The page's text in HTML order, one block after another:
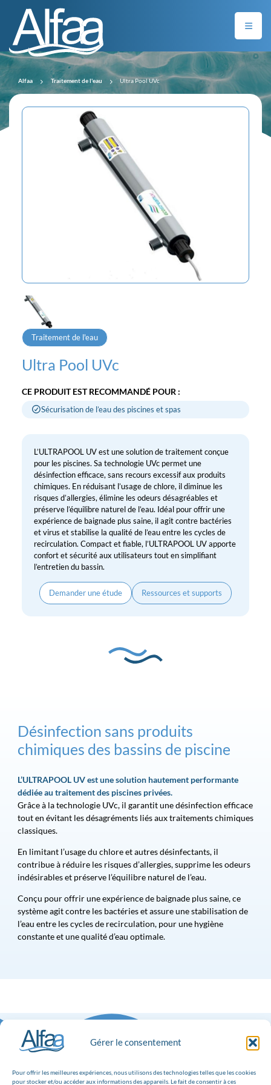
Gérer le consentement
Pour offrir les meilleures expériences, nous utilisons des technologies telles que les cookies
pour stocker et/ou accéder aux informations des appareils. Le fait de consentir à ces
Alfaa Traitement de l'eau Ultra Pool UVc
Traitement de l'eau
Ultra Pool UVc
CE PRODUIT EST RECOMMANDÉ POUR :
Sécurisation de l’eau des piscines et spas
L’ULTRAPOOL UV est une solution de traitement conçue
pour les piscines. Sa technologie UVc permet une
désinfection efficace, sans recours excessif aux produits
chimiques. En réduisant l’usage de chlore, il diminue les
risques d’allergies, élimine les odeurs désagréables et
préserve l’équilibre naturel de l’eau. Idéal pour offrir une
expérience de baignade plus saine, il agit contre bactéries
et virus et stabilise la qualité de l’eau entre les cycles de
recirculation. Compact et fiable, l’ULTRAPOOL UV apporte
confort et sécurité aux utilisateurs tout en simplifiant
l’entretien du bassin.
Demander une étude Ressources et supports
Désinfection sans produits
chimiques des bassins de piscine
L’ULTRAPOOL UV est une solution hautement performante
dédiée au traitement des piscines privées.
Grâce à la technologie UVc, il garantit une désinfection efficace
tout en évitant les désagréments liés aux traitements chimiques
classiques.
En limitant l’usage du chlore et autres désinfectants, il
contribue à réduire les risques d’allergies, supprime les odeurs
indésirables et préserve l’équilibre naturel de l’eau.
Conçu pour offrir une expérience de baignade plus saine, ce
système agit contre les bactéries et assure une stabilisation de
l’eau entre les cycles de recirculation, pour une hygiène
constante et une qualité d’eau optimale.